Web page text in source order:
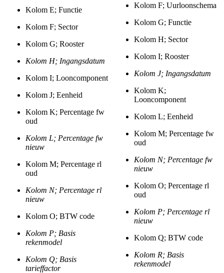
Kolom E; Functie
Kolom F; Sector
Kolom G; Rooster
Kolom H; Ingangsdatum
Kolom I; Looncomponent
Kolom J; Eenheid
Kolom K; Percentage fw
oud
Kolom L; Percentage fw
nieuw
Kolom M; Percentage rl
oud
Kolom N; Percentage rl
nieuw
Kolom O; BTW code
Kolom P; Basis
rekenmodel
Kolom Q; Basis
tarieffactor
Kolom F; Uurloonschema
Kolom G; Functie
Kolom H; Sector
Kolom I; Rooster
Kolom J; Ingangsdatum
Kolom K;
Looncomponent
Kolom L; Eenheid
Kolom M; Percentage fw
oud
Kolom N; Percentage fw
nieuw
Kolom O; Percentage rl
oud
Kolom P; Percentage rl
nieuw
Kolom Q; BTW code
Kolom R; Basis
rekenmodel